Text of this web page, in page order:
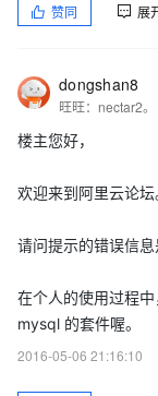
赞同 展
dongshan8
旺旺：nectar2。
楼主您好，
欢迎来到阿里云论坛
请问提示的错误信息
在个人的使用过程
mysql 的套件喔。
2016-05-06 21:16:10